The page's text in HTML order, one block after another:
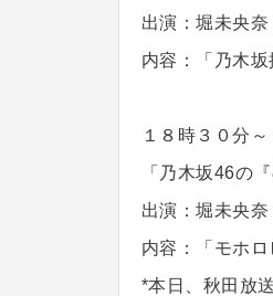
出演：堀未央
内容：「乃木坂
１８時３０分
「乃木坂46の
出演：堀未央
内容：「モホ
*本日、秋田放